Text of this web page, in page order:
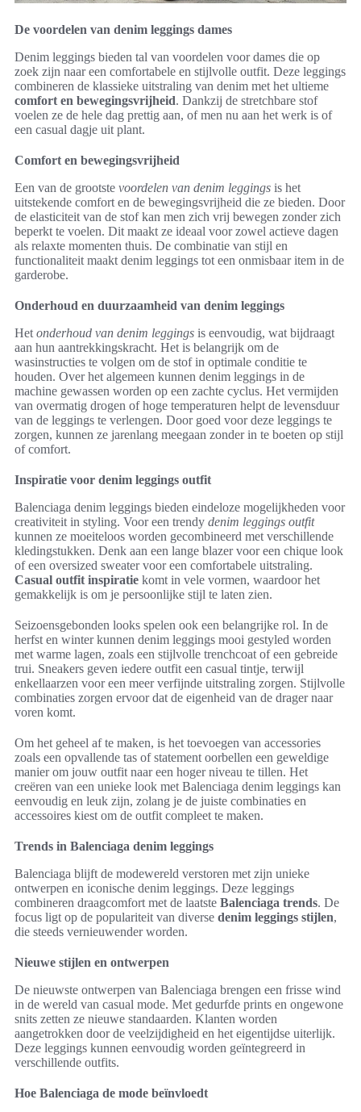
De voordelen van denim leggings dames
Denim leggings bieden tal van voordelen voor dames die op
zoek zijn naar een comfortabele en stijlvolle outfit. Deze leggings
combineren de klassieke uitstraling van denim met het ultieme
comfort en bewegingsvrijheid. Dankzij de stretchbare stof
voelen ze de hele dag prettig aan, of men nu aan het werk is of
een casual dagje uit plant.
Comfort en bewegingsvrijheid
Een van de grootste voordelen van denim leggings is het
uitstekende comfort en de bewegingsvrijheid die ze bieden. Door
de elasticiteit van de stof kan men zich vrij bewegen zonder zich
beperkt te voelen. Dit maakt ze ideaal voor zowel actieve dagen
als relaxte momenten thuis. De combinatie van stijl en
functionaliteit maakt denim leggings tot een onmisbaar item in de
garderobe.
Onderhoud en duurzaamheid van denim leggings
Het onderhoud van denim leggings is eenvoudig, wat bijdraagt
aan hun aantrekkingskracht. Het is belangrijk om de
wasinstructies te volgen om de stof in optimale conditie te
houden. Over het algemeen kunnen denim leggings in de
machine gewassen worden op een zachte cyclus. Het vermijden
van overmatig drogen of hoge temperaturen helpt de levensduur
van de leggings te verlengen. Door goed voor deze leggings te
zorgen, kunnen ze jarenlang meegaan zonder in te boeten op stijl
of comfort.
Inspiratie voor denim leggings outfit
Balenciaga denim leggings bieden eindeloze mogelijkheden voor
creativiteit in styling. Voor een trendy denim leggings outfit
kunnen ze moeiteloos worden gecombineerd met verschillende
kledingstukken. Denk aan een lange blazer voor een chique look
of een oversized sweater voor een comfortabele uitstraling.
Casual outfit inspiratie komt in vele vormen, waardoor het
gemakkelijk is om je persoonlijke stijl te laten zien.
Seizoensgebonden looks spelen ook een belangrijke rol. In de
herfst en winter kunnen denim leggings mooi gestyled worden
met warme lagen, zoals een stijlvolle trenchcoat of een gebreide
trui. Sneakers geven iedere outfit een casual tintje, terwijl
enkellaarzen voor een meer verfijnde uitstraling zorgen. Stijlvolle
combinaties zorgen ervoor dat de eigenheid van de drager naar
voren komt.
Om het geheel af te maken, is het toevoegen van accessories
zoals een opvallende tas of statement oorbellen een geweldige
manier om jouw outfit naar een hoger niveau te tillen. Het
creëren van een unieke look met Balenciaga denim leggings kan
eenvoudig en leuk zijn, zolang je de juiste combinaties en
accessoires kiest om de outfit compleet te maken.
Trends in Balenciaga denim leggings
Balenciaga blijft de modewereld verstoren met zijn unieke
ontwerpen en iconische denim leggings. Deze leggings
combineren draagcomfort met de laatste Balenciaga trends. De
focus ligt op de populariteit van diverse denim leggings stijlen,
die steeds vernieuwender worden.
Nieuwe stijlen en ontwerpen
De nieuwste ontwerpen van Balenciaga brengen een frisse wind
in de wereld van casual mode. Met gedurfde prints en ongewone
snits zetten ze nieuwe standaarden. Klanten worden
aangetrokken door de veelzijdigheid en het eigentijdse uiterlijk.
Deze leggings kunnen eenvoudig worden geïntegreerd in
verschillende outfits.
Hoe Balenciaga de mode beïnvloedt